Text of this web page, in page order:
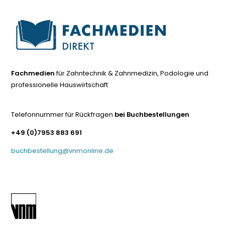
Fachmedienfür Zahntechnik & Zahnmedizin, Podologie und
professionelle Hauswirtschaft
Telefonnummer für Rückfragen bei Buchbestellungen
+49 (0)7953 883 691
buchbestellung@vnmonline.de